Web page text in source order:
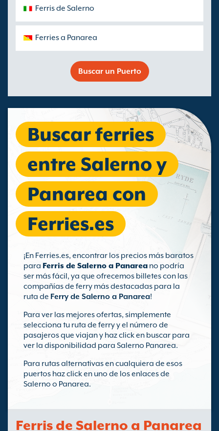
Ferris de Salerno
Ferries a Panarea
Buscar un Puerto
Buscar ferries
entre Salerno y
Panarea con
Ferries.es
¡En Ferries.es, encontrar los precios más baratos
para Ferris de Salerno a Panarea no podría
ser más fácil, ya que ofrecemos billetes con las
compañías de ferry más destacadas para la
ruta de Ferry de Salerno a Panarea!
Para ver las mejores ofertas, simplemente
selecciona tu ruta de ferry y el número de
pasajeros que viajan y haz click en buscar para
ver la disponibilidad para Salerno Panarea.
Para rutas alternativas en cualquiera de esos
puertos haz click en uno de los enlaces de
Salerno o Panarea.
Ferris de Salerno a Panarea